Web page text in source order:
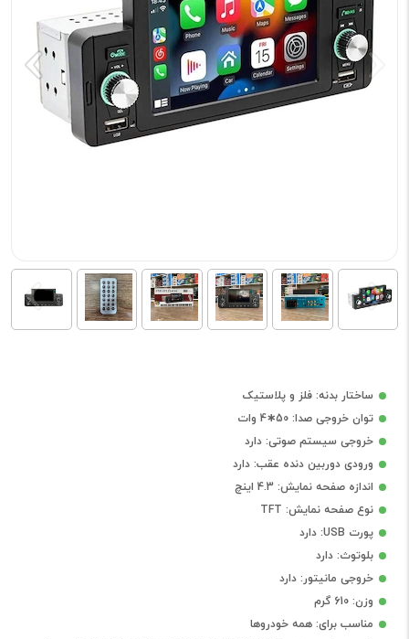
ساختار بدنه: فلز و پلاستیک
توان خروجی صدا: 50∗4 وات
خروجی سیستم صوتی: دارد
ورودی دوربین دنده عقب: دارد
اندازه صفحه نمایش: 4.3 اینچ
نوع صفحه نمایش: TFT
پورت USB: دارد
بلوتوث: دارد
خروجی مانیتور: دارد
وزن: 610 گرم
مناسب برای: همه خودروها